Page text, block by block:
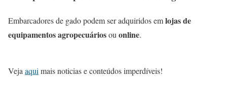
Embarcadores de gado podem ser adquiridos emlojas de
equipamentos agropecuáriosou online.
Veja aqui mais noticias e conteúdos imperdíveis!